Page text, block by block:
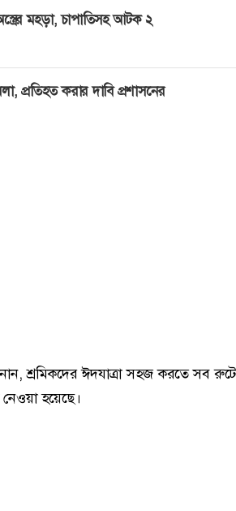
মহড়া, চাপাতিসহ আটক ২
প্রতিহত করার দাবি প্রশাসনের
শ্রমিকদের ঈদযাত্রা সহজ করতে সব
হয়েছে।